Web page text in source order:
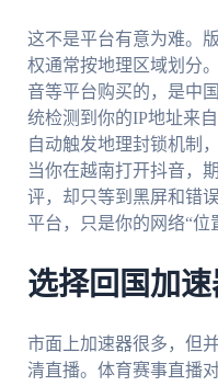
这不是平台有意为难。
权通常按地理区域划分
音等平台购买的，是中
统检测到你的IP地址来
自动触发地理封锁机制
当你在越南打开抖音，
评，却只等到黑屏和错
平台，只是你的网络“位
选择回国加
市面上加速器很多，但
清直播。体育赛事直播